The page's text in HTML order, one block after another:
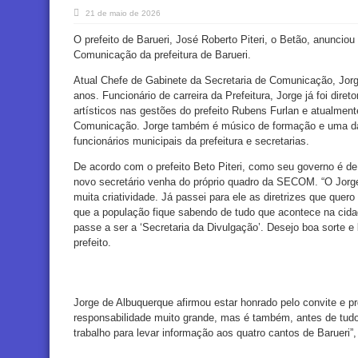
21 de maio de 2026
O prefeito de Barueri, José Roberto Piteri, o Betão,
Comunicação da prefeitura de Barueri.
Atual Chefe de Gabinete da Secretaria de Comunicação,
anos. Funcionário de carreira da Prefeitura, Jorge já foi
artísticos nas gestões do prefeito Rubens Furlan e
Comunicação. Jorge também é músico de formação e uma
funcionários municipais da prefeitura e secretarias.
De acordo com o prefeito Beto Piteri, como seu governo é
novo secretário venha do próprio quadro da SECOM. “O
muita criatividade. Já passei para ele as diretrizes que
que a população fique sabendo de tudo que acontece na
passe a ser a ‘Secretaria da Divulgação’. Desejo boa sorte
prefeito.
Jorge de Albuquerque afirmou estar honrado pelo convite e
responsabilidade muito grande, mas é também, antes de
trabalho para levar informação aos quatro cantos de